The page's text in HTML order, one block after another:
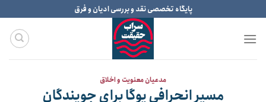
to
content
پایگاه تخصصی نقد و بررسی ادیان و فرق
مدعیان معنویت و اخلاق
مسیر انحرافی یوگا برای جویندگان